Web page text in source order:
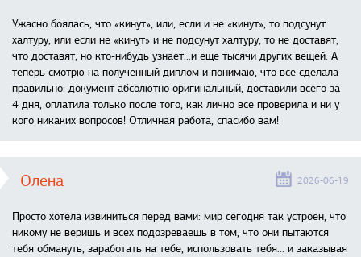
Ужасно боялась, что «кинут», или, если и не «кинут», то подсунут
халтуру, или если не «кинут» и не подсунут халтуру, то не доставят,
что доставят, но кто-нибудь узнает...и еще тысячи других вещей. А
теперь смотрю на полученный диплом и понимаю, что все сделала
правильно: документ абсолютно оригинальный, доставили всего за
4 дня, оплатила только после того, как лично все проверила и ни у
кого никаких вопросов! Отличная работа, спасибо вам!
Олена 2026-06-19
Просто хотела извиниться перед вами: мир сегодня так устроен, что
никому не веришь и всех подозреваешь в том, что они пытаются
тебя обмануть, заработать на тебе, использовать тебя... и заказывая